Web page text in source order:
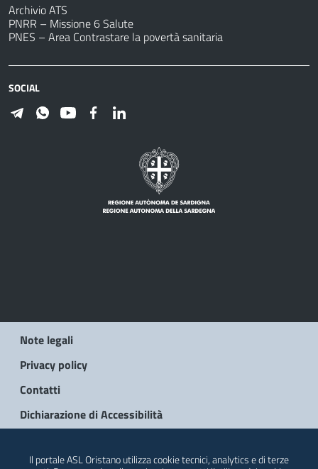
Archivio ATS
PNRR – Missione 6 Salute
PNES – Area Contrastare la povertà sanitaria
SOCIAL
Note legali
Privacy policy
Contatti
Dichiarazione di Accessibilità
Il portale ASL Oristano utilizza cookie tecnici, analytics e di terze